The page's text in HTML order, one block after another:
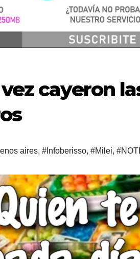
cayeron
aires, #Infoberisso, #Milei,